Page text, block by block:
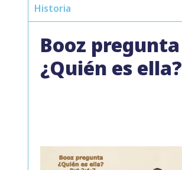
Historia
Booz pregunta
¿Quién es ella?